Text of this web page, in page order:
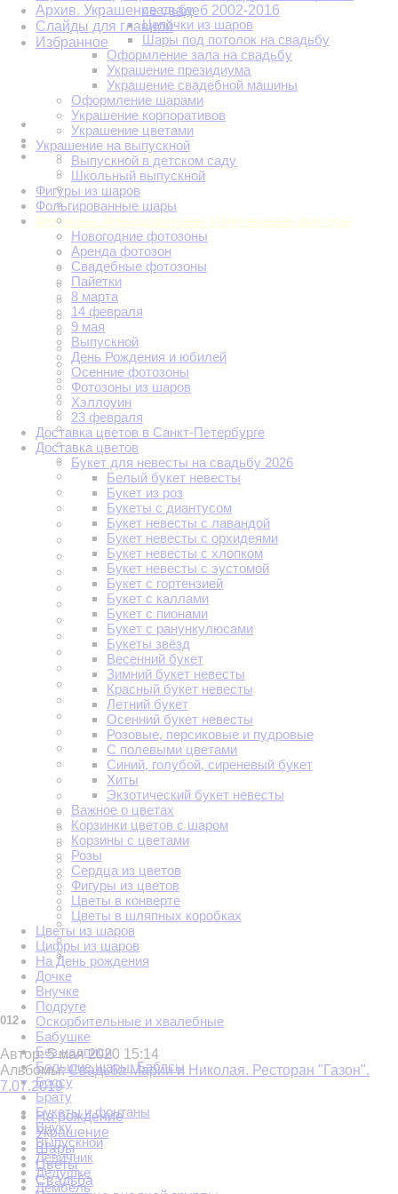
свадьбу
Цепочки из шаров
Шары под потолок на свадьбу
Оформление зала на свадьбу
Украшение президиума
Украшение свадебной машины
Оформление шарами
Украшение корпоративов
Украшение цветами
Украшение на выпускной
Выпускной в детском саду
Школьный выпускной
Фигуры из шаров
Фольгированные шары
Фотозоны. Аренда фотозон. Изготовление фотозон
Новогодние фотозоны
Аренда фотозон
Свадебные фотозоны
Пайетки
8 марта
14 февраля
9 мая
Выпускной
День Рождения и юбилей
Осенние фотозоны
Фотозоны из шаров
Хэллоуин
23 февраля
Доставка цветов в Санкт-Петербурге
Доставка цветов
Букет для невесты на свадьбу 2026
Белый букет невесты
Букет из роз
Букеты с диантусом
Букет невесты с лавандой
Букет невесты с орхидеями
Букет невесты с хлопком
Букет невесты с эустомой
Букет с гортензией
Букет с каллами
Букет с пионами
Букет с ранункулюсами
Букеты звёзд
Весенний букет
Зимний букет невесты
Красный букет невесты
Летний букет
Осенний букет невесты
Розовые, персиковые и пудровые
С полевыми цветами
Синий, голубой, сиреневый букет
Хиты
Экзотический букет невесты
Важное о цветах
Корзинки цветов с шаром
Корзины с цветами
Розы
Сердца из цветов
Фигуры из цветов
Цветы в конверте
Цветы в шляпных коробках
Цветы из шаров
Цифры из шаров
На День рождения
Дочке
Внучке
Подруге
Оскорбительные и хвалебные
Бабушке
Без надписи
Большие шары. Баблсы
Боссу
Брату
Букеты и фонтаны
Внуку
Выпускной
Девичник
Дедушке
Дембель
Архив. Украшение свадеб 2002-2016
Слайды для главной
Избранное
012
Автор:5 мая 2020 15:14
Альбомы:Свадьба Марии и Николая. Ресторан "Газон".
7.07.2019
На рождение
Украшение
Шары
Цветы
Свадьба